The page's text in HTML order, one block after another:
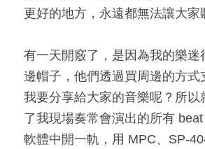
更好的地方，永遠都無法讓大家
有一天開竅了，是因為我的樂迷
邊帽子，他們透過買周邊的方式
我要分享給大家的音樂呢？所以
了我現場奏常會演出的所有
軟體中開一軌，用 MPC、SP-